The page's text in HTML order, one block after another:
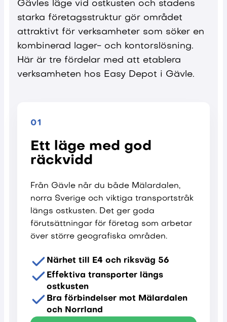
Gävles läge vid ostkusten och stadens
starka företagsstruktur gör området
attraktivt för verksamheter som söker en
kombinerad lager- och kontorslösning.
Här är tre fördelar med att etablera
verksamheten hos Easy Depot i Gävle.
01
Ett läge med god
räckvidd
Från Gävle når du både Mälardalen,
norra Sverige och viktiga transportstråk
längs ostkusten. Det ger goda
förutsättningar för företag som arbetar
över större geografiska områden.
Närhet till E4 och riksväg 56
Effektiva transporter längs
ostkusten
Bra förbindelser mot Mälardalen
och Norrland